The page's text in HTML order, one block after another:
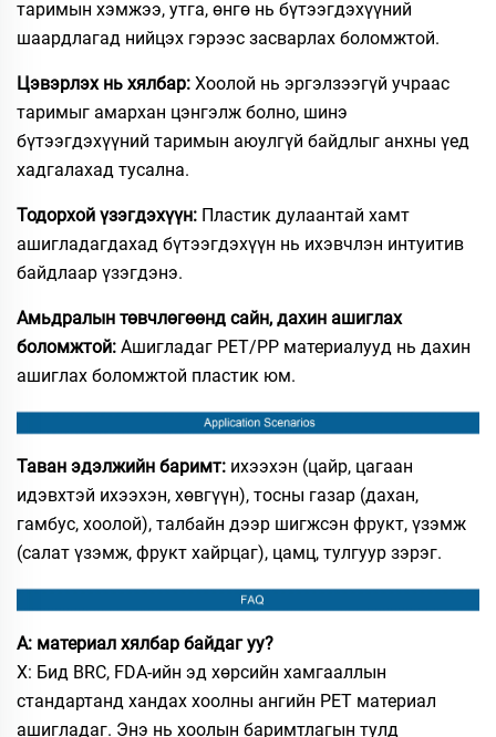
таримын хэмжээ, утга, өнгө нь бүтээгдэхүүний
шаардлагад нийцэх гэрээс засварлах боломжтой.
Цэвэрлэх нь хялбар: Хоолой нь эргэлзээгүй учраас
таримыг амархан цэнгэлж болно, шинэ
бүтээгдэхүүний таримын аюулгүй байдлыг анхны үед
хадгалахад тусална.
Тодорхой үзэгдэхүүн: Пластик дулаантай хамт
ашигладагдахад бүтээгдэхүүн нь ихэвчлэн интуитив
байдлаар үзэгдэнэ.
Амьдралын төвчлөгөөнд сайн, дахин ашиглах
боломжтой: Ашигладаг PET/PP материалууд нь дахин
ашиглах боломжтой пластик юм.
Таван эдэлжийн баримт: ихээхэн (цайр, цагаан
идэвхтэй ихээхэн, хөвгүүн), тосны газар (дахан,
гамбус, хоолой), талбайн дээр шигжсэн фрукт, үзэмж
(салат үзэмж, фрукт хайрцаг), цамц, тулгуур зэрэг.
А: материал хялбар байдаг уу?
Х: Бид BRC, FDA-ийн эд хөрсийн хамгааллын
стандартанд хандах хоолны ангийн PET материал
ашигладаг. Энэ нь хоолын баримтлагын тулд